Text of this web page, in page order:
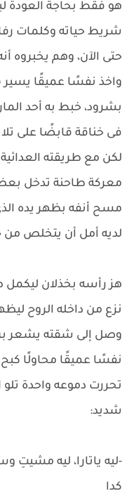
هو فقط بحاجة العودة
شريط حياته وكلمات
حتى الآن، وهم يخبروه
واخذ نفسًا عميقًا
بشرود، خبط به أحد
فى خناقة قابضًا على
لكن مع طريقته
معركة طاحنة تدخل
مسح أنفه بظهر يده
لديه أمل أن يتخلص من
هز رأسه بخذلان ليكمل
نزع من داخله الروح
وصل إلى شقته يشعر
نفسًا عميقًا محاولًا
تحررت دموعه واحدة
شديد:
-ليه ياتارا، ليه مشيتِ
كدا